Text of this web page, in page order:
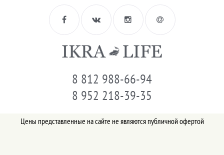
8 812 988-66-94
8 952 218-39-35
Цены представленные на сайте не являются публичной офертой